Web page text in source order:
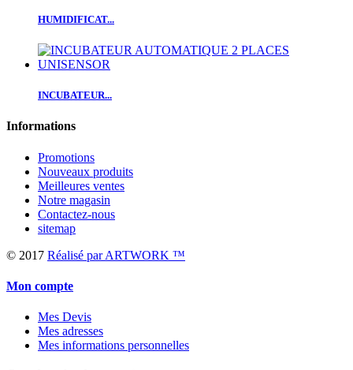
HUMIDIFICAT...
INCUBATEUR...
Informations
Promotions
Nouveaux produits
Meilleures ventes
Notre magasin
Contactez-nous
sitemap
© 2017 Réalisé par ARTWORK ™
Mon compte
Mes Devis
Mes adresses
Mes informations personnelles